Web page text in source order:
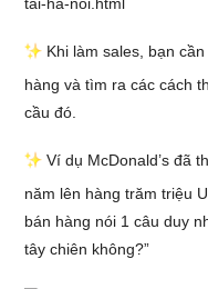
tai-ha-noi.html
Khi làm sales, bạn
hàng và tìm ra các cách
cầu đó.
Ví dụ McDonald’s đã
năm lên hàng trăm triệu
bán hàng nói 1 câu duy
tây chiên không?”